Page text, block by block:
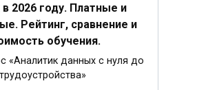
2026 году. Платные и
Рейтинг, сравнение и
обучения.
«Аналитик данных с нуля до
трудоустройства»